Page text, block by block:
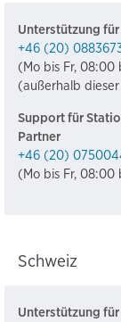
Unterstützung
+46 (20)
(Mo bis Fr, 08:00
(außerhalb
Support für
Partner
+46 (20)
(Mo bis Fr, 08:00
Schweiz
Unterstützung